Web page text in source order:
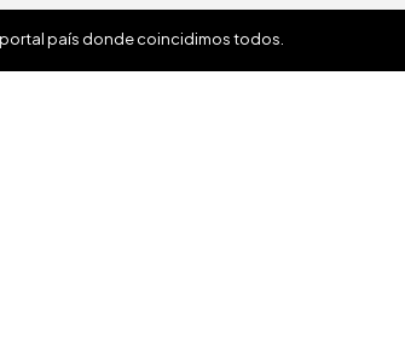
portal país donde coincidimos todos.